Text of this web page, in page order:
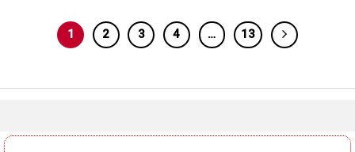
1 2 3 4 … 13